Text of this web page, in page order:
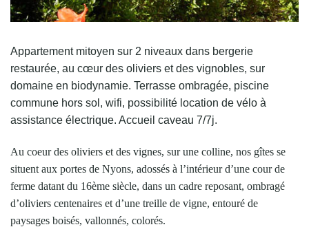
Appartement mitoyen sur 2 niveaux dans bergerie
restaurée, au cœur des oliviers et des vignobles, sur
domaine en biodynamie. Terrasse ombragée, piscine
commune hors sol, wifi, possibilité location de vélo à
assistance électrique. Accueil caveau 7/7j.
Au coeur des oliviers et des vignes, sur une colline, nos gîtes se
situent aux portes de Nyons, adossés à l’intérieur d’une cour de
ferme datant du 16ème siècle, dans un cadre reposant, ombragé
d’oliviers centenaires et d’une treille de vigne, entouré de
paysages boisés, vallonnés, colorés.